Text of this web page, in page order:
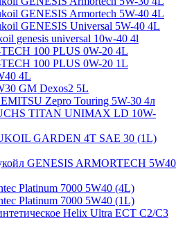
GENESIS Armortech 5W-40 4L
GENESIS Universal 5W-40 4L
genesis universal 10w-40 4l
100 PLUS 0W-20 4L
100 PLUS 0W-20 1L
4L
GM Dexos2 5L
Zepro Touring 5W-30 4л
TITAN UNIMAX LD 10W-
GARDEN 4Т SAE 30 (1L)
GENESIS ARMORTECH 5W40
Platinum 7000 5W40 (4L)
Platinum 7000 5W40 (1L)
Helix Ultra ECT C2/C3